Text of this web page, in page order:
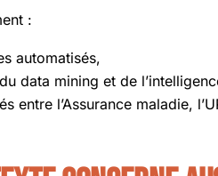
:
automatisés,
data mining et de
entre l’Assurance maladie,